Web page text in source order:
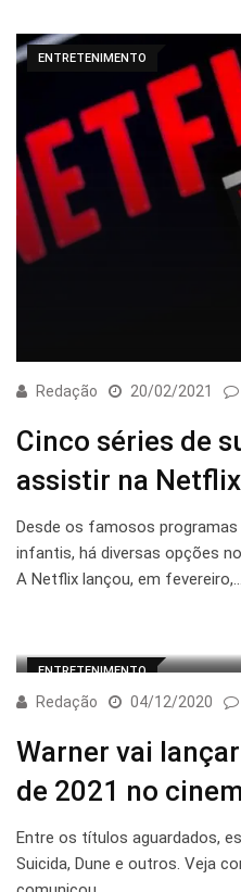
ENTRETENIMENTO
Redação 20/02/2021
Cinco séries de
assistir na Netflix
Desde os famosos
infantis, há diversas opções
A Netflix lançou, em fevereiro,…
ENTRETENIMENTO
Redação 04/12/2020
Warner vai
de 2021 no
Entre os títulos aguardados,
Suicida, Dune e outros. Veja